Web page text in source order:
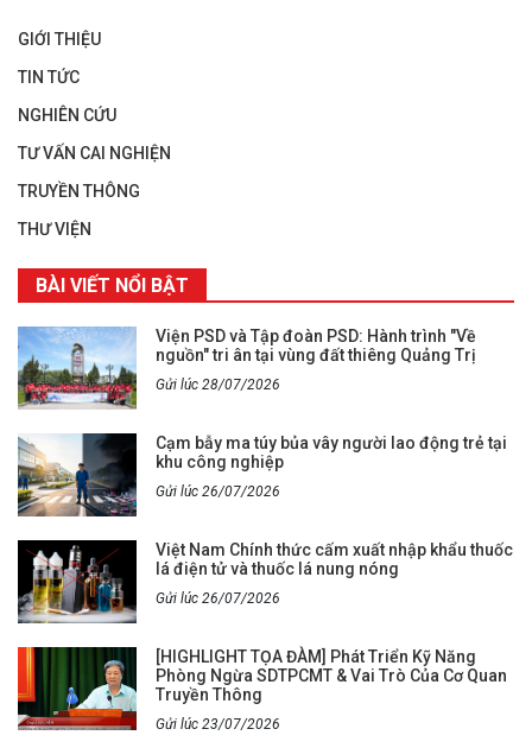
GIỚI THIỆU
TIN TỨC
NGHIÊN CỨU
TƯ VẤN CAI NGHIỆN
TRUYỀN THÔNG
THƯ VIỆN
BÀI VIẾT NỔI BẬT
Viện PSD và Tập đoàn PSD: Hành trình "Về
nguồn" tri ân tại vùng đất thiêng Quảng Trị
Gửi lúc 28/07/2026
Cạm bẫy ma túy bủa vây người lao động trẻ tại
khu công nghiệp
Gửi lúc 26/07/2026
Việt Nam Chính thức cấm xuất nhập khẩu thuốc
lá điện tử và thuốc lá nung nóng
Gửi lúc 26/07/2026
[HIGHLIGHT TỌA ĐÀM] Phát Triển Kỹ Năng
Phòng Ngừa SDTPCMT & Vai Trò Của Cơ Quan
Truyền Thông
Gửi lúc 23/07/2026